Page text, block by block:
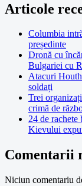
Articole
Columbia
președinte
Dronă cu
Bulgariei cu
Atacuri
soldați
Trei
crimă de
24 de rachete
Kievului
Comentarii
Niciun comentariu